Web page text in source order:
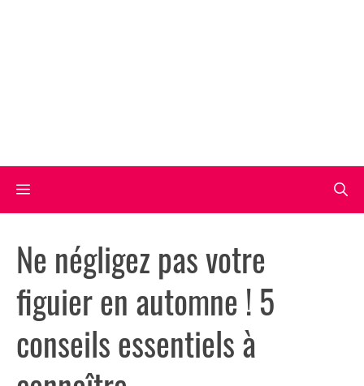
Menu
Ne négligez pas votre
figuier en automne ! 5
conseils essentiels à